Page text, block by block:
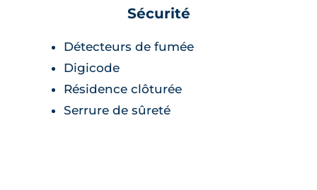
Sécurité
Détecteurs de fumée
Digicode
Résidence clôturée
Serrure de sûreté